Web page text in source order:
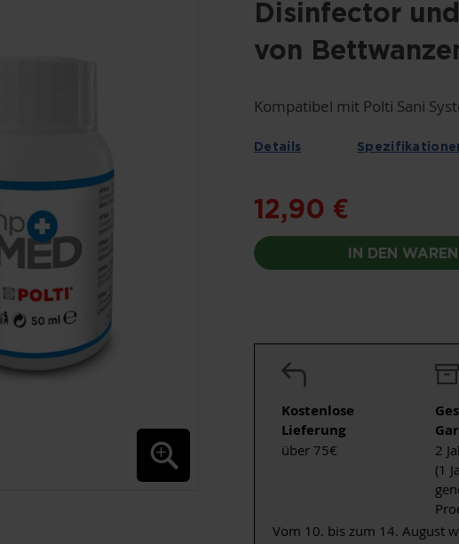
Disinfector
von
Kompatibel mit Polti Sani
Details
12,90 €
IN DEN
Kostenlose
Lieferung
über 75€
2
(1
Vom 10. bis zum 14. August